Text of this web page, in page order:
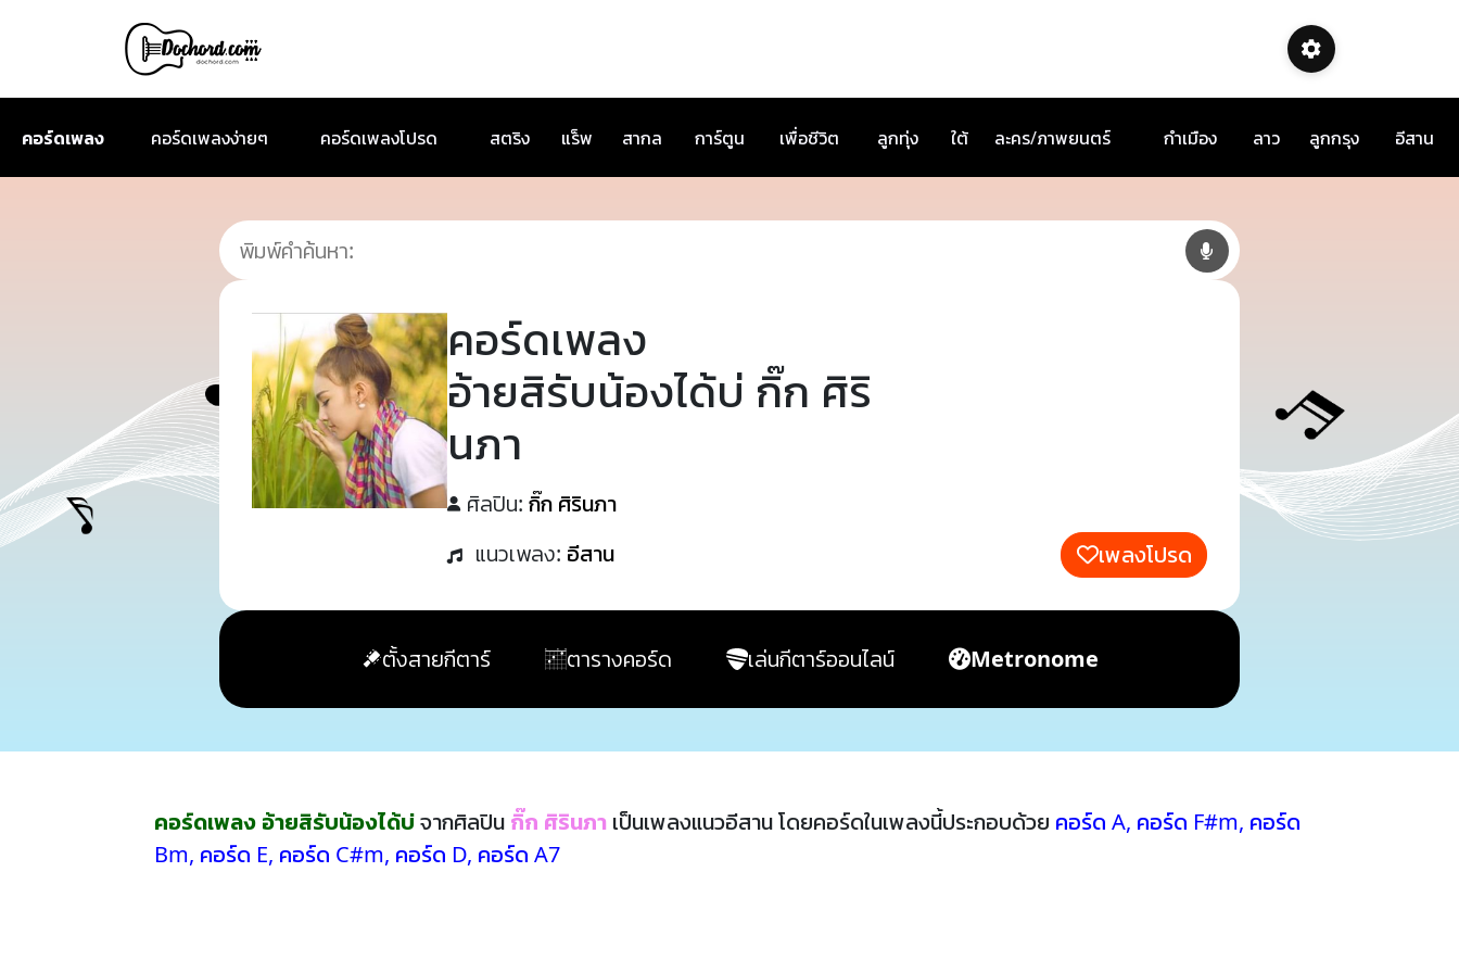
คอร์ดเพลง คอร์ดเพลงง่ายๆ คอร์ดเพลงโปรด สตริง แร็พ สากล การ์ตูน เพื่อชีวิต ลูกทุ่ง ใต้ ละคร/ภาพยนตร์ กำเมือง ลาว ลูกกรุง อีสาน
คอร์ดเพลง
อ้ายสิรับน้องได้บ่ กิ๊ก ศิริ
นภา
ศิลปิน: กิ๊ก ศิรินภา
แนวเพลง: อีสาน เพลงโปรด
ตั้งสายกีตาร์ ตารางคอร์ด เล่นกีตาร์ออนไลน์ Metronome
คอร์ดเพลง อ้ายสิรับน้องได้บ่จากศิลปิน กิ๊ก ศิรินภา เป็นเพลงแนวอีสาน โดยคอร์ดในเพลงนี้ประกอบด้วย คอร์ด A, คอร์ด F#m, คอร์ด
Bm, คอร์ด E, คอร์ด C#m, คอร์ด D, คอร์ด A7